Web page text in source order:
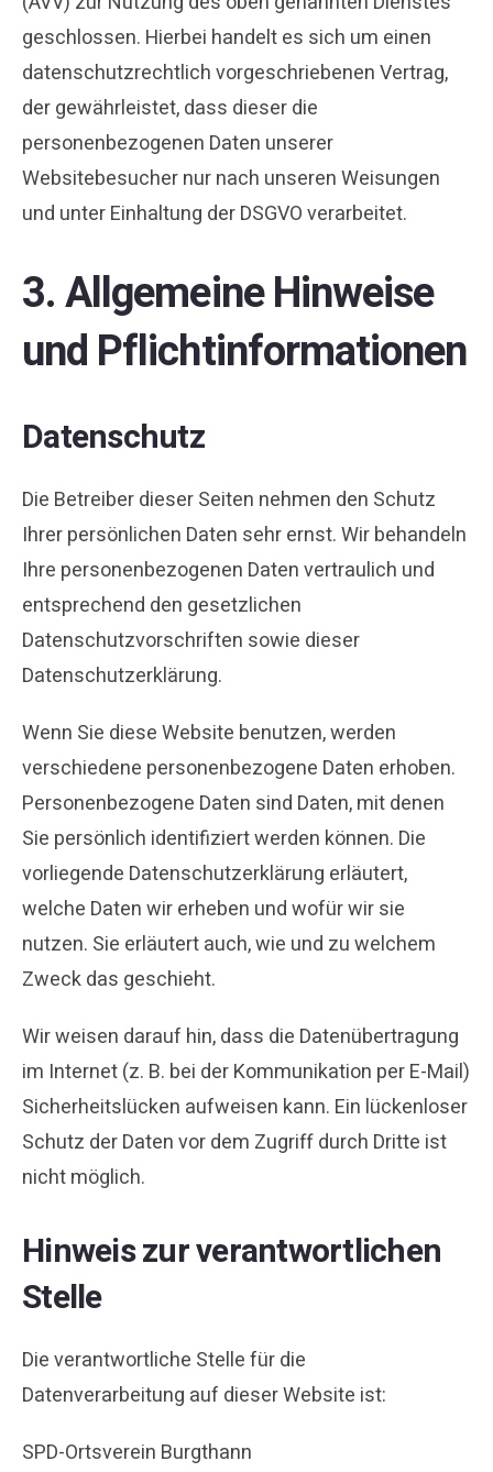
geschlossen. Hierbei handelt es sich um einen
datenschutzrechtlich vorgeschriebenen Vertrag,
der gewährleistet, dass dieser die
personenbezogenen Daten unserer
Websitebesucher nur nach unseren Weisungen
und unter Einhaltung der DSGVO verarbeitet.
3. Allgemeine Hinweise
und Pflicht­informationen
Datenschutz
Die Betreiber dieser Seiten nehmen den Schutz
Ihrer persönlichen Daten sehr ernst. Wir behandeln
Ihre personenbezogenen Daten vertraulich und
entsprechend den gesetzlichen
Datenschutzvorschriften sowie dieser
Datenschutzerklärung.
Wenn Sie diese Website benutzen, werden
verschiedene personenbezogene Daten erhoben.
Personenbezogene Daten sind Daten, mit denen
Sie persönlich identifiziert werden können. Die
vorliegende Datenschutzerklärung erläutert,
welche Daten wir erheben und wofür wir sie
nutzen. Sie erläutert auch, wie und zu welchem
Zweck das geschieht.
Wir weisen darauf hin, dass die Datenübertragung
im Internet (z. B. bei der Kommunikation per E-Mail)
Sicherheitslücken aufweisen kann. Ein lückenloser
Schutz der Daten vor dem Zugriff durch Dritte ist
nicht möglich.
Hinweis zur verantwortlichen
Stelle
Die verantwortliche Stelle für die
Datenverarbeitung auf dieser Website ist:
SPD-Ortsverein Burgthann